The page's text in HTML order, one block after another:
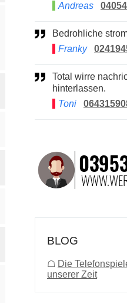
Andreas
Bedrohliche
Franky
Total wirre nachricht auf ab
hinterlassen.
Toni
BLOG
☖ Die
unserer Zeit